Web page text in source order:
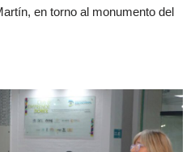
en torno al monumento del